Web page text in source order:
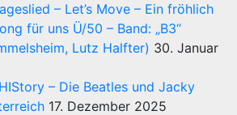
– Let’s Move – Ein fröhlich
für uns Ü/50 – Band: „B3“
Lutz Halfter) 30. Januar
– Die Beatles und Jacky
17. Dezember 2025